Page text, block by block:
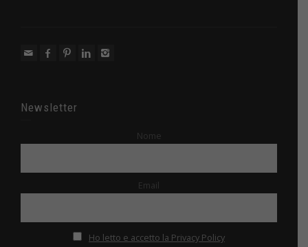
Newsletter
Nome
Email
Ho letto e accetto la Privacy Policy